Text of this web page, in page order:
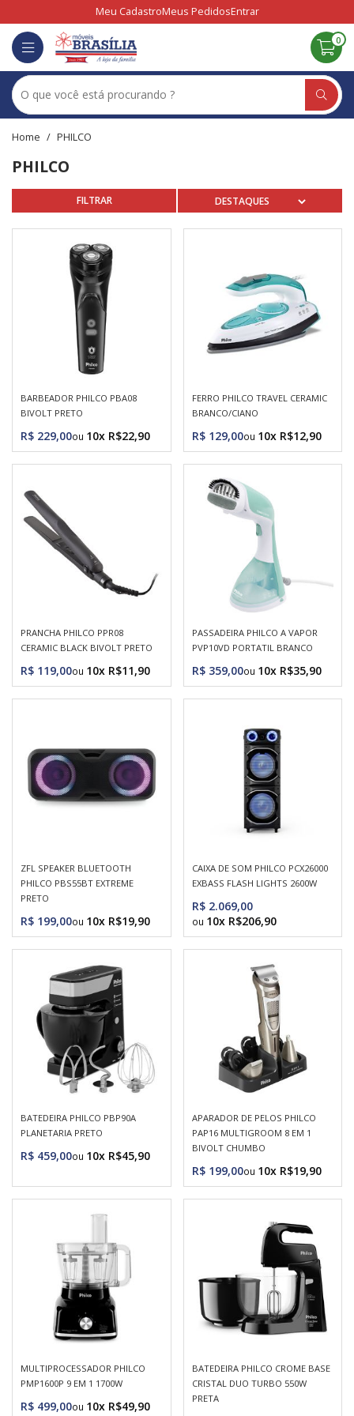
Meu CadastroMeus PedidosEntrar
0
PHILCO
PHILCO
BARBEADOR PHILCO PBA08
BIVOLT PRETO
R$ 229,00 10x R$22,90
FERRO PHILCO TRAVEL CERAMIC
BRANCO/CIANO
R$ 129,00 10x R$12,90
PRANCHA PHILCO PPR08
CERAMIC BLACK BIVOLT PRETO
R$ 119,00 10x R$11,90
PASSADEIRA PHILCO A VAPOR
PVP10VD PORTATIL BRANCO
R$ 359,00 10x R$35,90
ZFL SPEAKER BLUETOOTH
PHILCO PBS55BT EXTREME
PRETO
R$ 199,00 10x R$19,90
CAIXA DE SOM PHILCO PCX26000
EXBASS FLASH LIGHTS 2600W
R$ 2.069,00
10x R$206,90
BATEDEIRA PHILCO PBP90A
PLANETARIA PRETO
R$ 459,00 10x R$45,90
APARADOR DE PELOS PHILCO
PAP16 MULTIGROOM 8 EM 1
BIVOLT CHUMBO
R$ 199,00 10x R$19,90
MULTIPROCESSADOR PHILCO
PMP1600P 9 EM 1 1700W
R$ 499,00 10x R$49,90
BATEDEIRA PHILCO CROME BASE
CRISTAL DUO TURBO 550W
PRETA